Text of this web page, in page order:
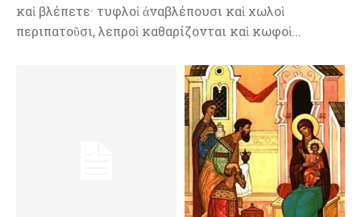
καὶ βλέπετε· τυφλοὶ ἀναβλέπουσι καὶ χωλοὶ
περιπατοῦσι, λεπροὶ καθαρίζονται καὶ κωφοὶ...